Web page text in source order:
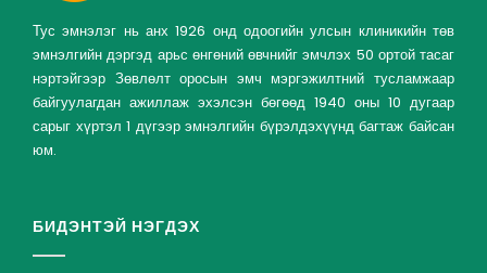
Тус эмнэлэг нь анх 1926 онд одоогийн улсын клиникийн төв
эмнэлгийн дэргэд арьс өнгөний өвчнийг эмчлэх 50 ортой тасаг
нэртэйгээр Зөвлөлт оросын эмч мэргэжилтний тусламжаар
байгуулагдан ажиллаж эхэлсэн бөгөөд 1940 оны 10 дугаар
сарыг хүртэл 1 дүгээр эмнэлгийн бүрэлдэхүүнд багтаж байсан
юм.
БИДЭНТЭЙ НЭГДЭХ